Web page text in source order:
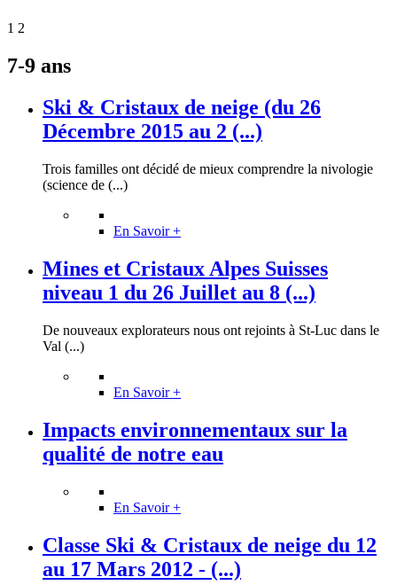
1 2
7-9 ans
Ski & Cristaux de neige (du 26
Décembre 2015 au 2 (...)
Trois familles ont décidé de mieux comprendre la nivologie
(science de (...)
En Savoir +
Mines et Cristaux Alpes Suisses
niveau 1 du 26 Juillet au 8 (...)
De nouveaux explorateurs nous ont rejoints à St-Luc dans le
Val (...)
En Savoir +
Impacts environnementaux sur la
qualité de notre eau
En Savoir +
Classe Ski & Cristaux de neige du 12
au 17 Mars 2012 - (...)